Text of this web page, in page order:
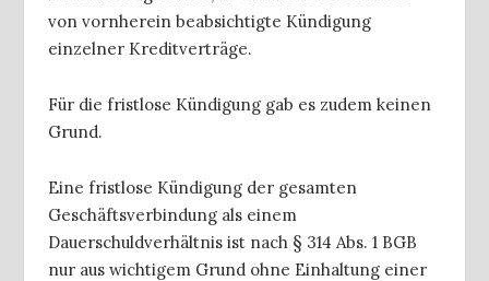
von vornherein beabsichtigte Kündigung
einzelner Kreditverträge.
Für die fristlose Kündigung gab es zudem keinen
Grund.
Eine fristlose Kündigung der gesamten
Geschäftsverbindung als einem
Dauerschuldverhältnis ist nach § 314 Abs. 1 BGB
nur aus wichtigem Grund ohne Einhaltung einer